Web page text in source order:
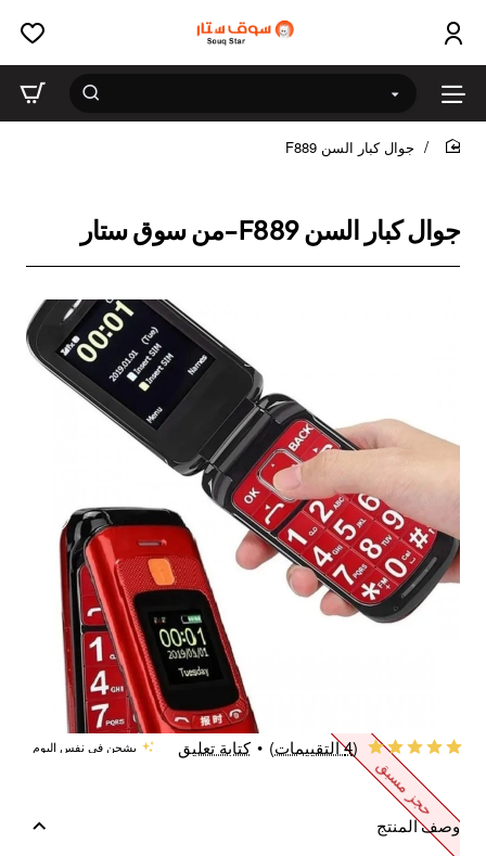
جوال كبار السن F889
جوال كبار السن F889-من سوق ستار
يشحن في نفس اليوم
حجز مسبق
وصف المنتج
(4 التقييمات) • كتابة تعليق